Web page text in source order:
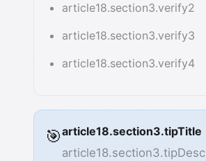
article18.section3.verify2
article18.section3.verify3
article18.section3.verify4
🎯article18.section3.tipTitle
article18.section3.tipDesc